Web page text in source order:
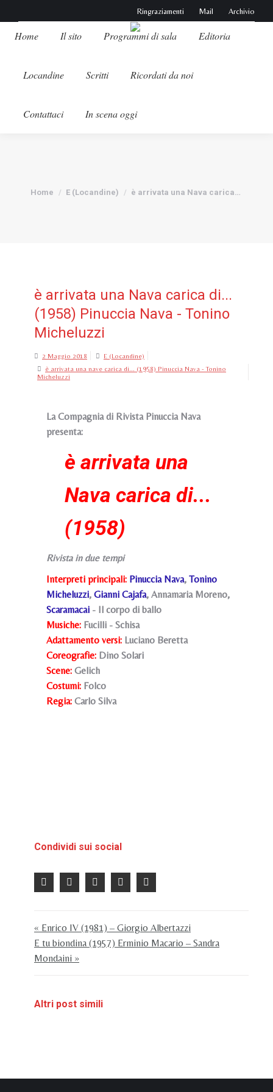
Ringraziamenti Mail Archivio
Home Il sito Programmi di sala Editoria
Locandine Scritti Ricordati da noi
Contattaci In scena oggi
Tu sei qui:
Home E (Locandine) è arrivata una Nava carica…
è arrivata una Nava carica di...
(1958) Pinuccia Nava - Tonino
Micheluzzi
2 Maggio 2018
E (Locandine)
è arrivata una nave carica di... (1958) Pinuccia Nava - Tonino
Micheluzzi
La Compagnia di Rivista Pinuccia Nava
presenta:
è arrivata una
Nava carica di...
(1958)
Rivista in due tempi
Interpreti principali: Pinuccia Nava, Tonino
Micheluzzi, Gianni Cajafa, Annamaria Moreno,
Scaramacai - Il corpo di ballo
Musiche: Fucilli - Schisa
Adattamento versi: Luciano Beretta
Coreografie: Dino Solari
Scene: Gelich
Costumi: Folco
Regia: Carlo Silva
Condividi sui social
« Enrico IV (1981) – Giorgio Albertazzi
E tu biondina (1957) Erminio Macario – Sandra
Mondaini »
Altri post simili